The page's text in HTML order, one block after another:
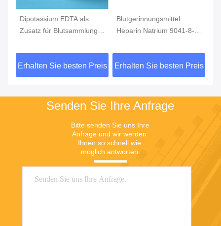
Dipotassium EDTA als
Zusatz für Blutsammlung,
Erhalten Sie besten Preis
Blutgerinnungsmittel
Heparin Natrium 9041-8-1
Blutentnahme
Erhalten Sie besten Preis
Senden Sie Ihre Anfrage
Bitte senden Sie uns Ihre
Anfrage und wir werden
Ihnen so schnell wie
möglich antworten.